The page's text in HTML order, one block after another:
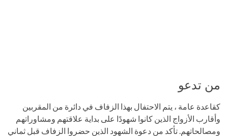
من تدعو
كقاعدة عامة ، يتم الاحتفال بهذا الزفاف في دائرة من المقربين
وأقارب الأزواج الذين كانوا شهودًا على بداية علاقتهم ومشاوراتهم
ومصالحاتهم. تأكد من دعوة الشهود الذين حضروا الزفاف قبل ثماني